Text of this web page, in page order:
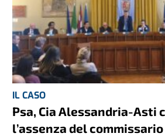
IL CASO
Psa, Cia Alessandria-Asti
l’assenza del